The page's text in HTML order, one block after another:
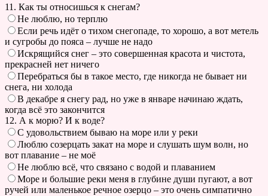
11. Как ты относишься к снегам?
Не люблю, но терплю
Если речь идёт о тихом снегопаде, то хорошо, а вот метель
и сугробы до пояса – лучше не надо
Искрящийся снег – это совершенная красота и чистота,
прекрасней нет ничего
Перебраться бы в такое место, где никогда не бывает ни
снега, ни холода
В декабре я снегу рад, но уже в январе начинаю ждать,
когда всё это закончится
12. А к морю? И к воде?
С удовольствием бываю на море или у реки
Люблю созерцать закат на море и слушать шум волн, но
вот плавание – не моё
Не люблю всё, что связано с водой и плаванием
Море и большие реки меня в глубине души пугают, а вот
ручей или маленькое речное озерцо – это очень симпатично